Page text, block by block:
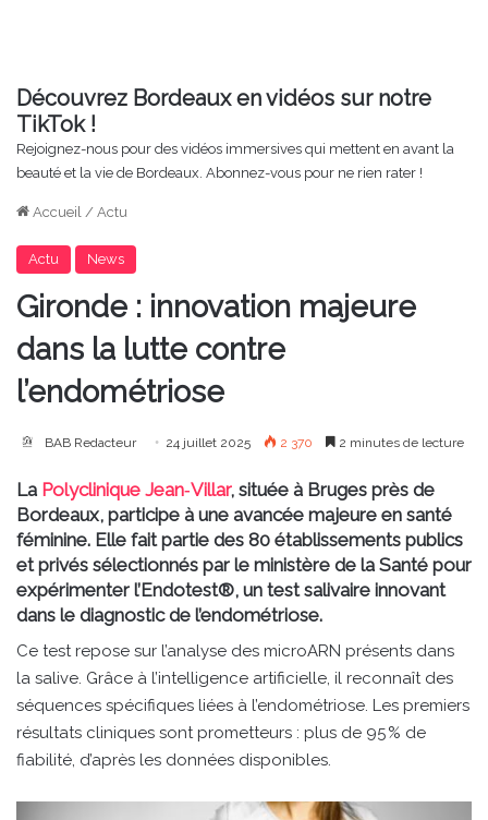
Découvrez Bordeaux en vidéos sur notre
TikTok !
Rejoignez-nous pour des vidéos immersives qui mettent en avant la
beauté et la vie de Bordeaux. Abonnez-vous pour ne rien rater !
Accueil / Actu
Actu News
Gironde : innovation majeure
dans la lutte contre
l’endométriose
BAB Redacteur 24 juillet 2025 2 370 2 minutes de lecture
La Polyclinique Jean‑Villar, située à Bruges près de
Bordeaux, participe à une avancée majeure en santé
féminine. Elle fait partie des 80 établissements publics
et privés sélectionnés par le ministère de la Santé pour
expérimenter l’Endotest®, un test salivaire innovant
dans le diagnostic de l’endométriose.
Ce test repose sur l’analyse des microARN présents dans
la salive. Grâce à l’intelligence artificielle, il reconnaît des
séquences spécifiques liées à l’endométriose. Les premiers
résultats cliniques sont prometteurs : plus de 95 % de
fiabilité, d’après les données disponibles.